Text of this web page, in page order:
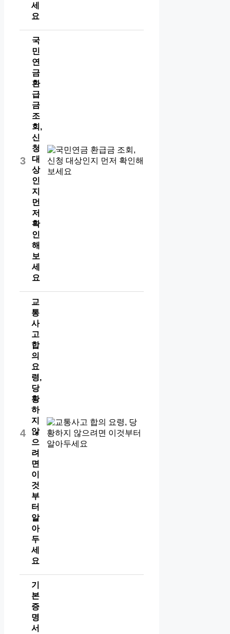
세
요
3
국
민
연
금
환
급
금
조
회,
신
청
대
상
인
지
먼
저
확
인
해
보
세
요
4
교
통
사
고
합
의
요
령,
당
황
하
지
않
으
려
면
이
것
부
터
알
아
두
세
요
기
본
증
명
서